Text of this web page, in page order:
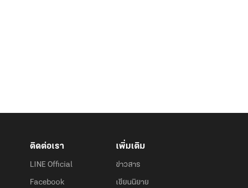
ติดต่อเรา
LINE Official
Facebook
เพิ่มเติม
ข่าวสาร
เขียนนิยาย